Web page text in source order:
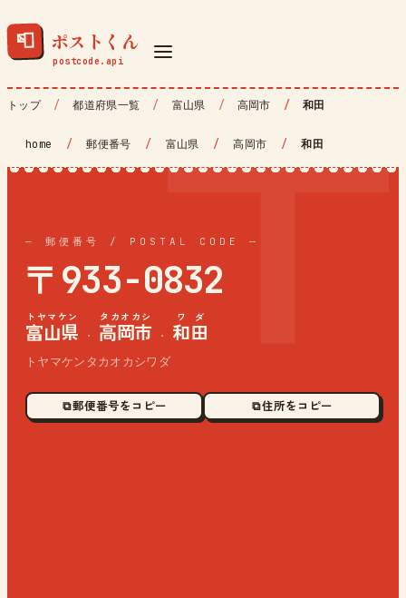
📮 ポストくん
トップ 都道府県一覧 富山県 高岡市 和田
home / 郵便番号 / 富山県 / 高岡市 / 和田
— 郵便番号 / POSTAL CODE —
〒933-0832
富山県
トヤマケン
· 高岡市
タカオカシ
· 和田
ワダ
トヤマケンタカオカシワダ
⧉ 郵便番号をコピー ⧉ 住所をコピー